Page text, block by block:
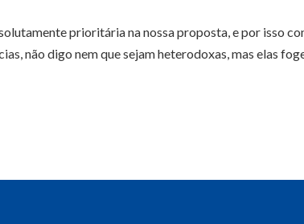
prioritária na nossa proposta, e por isso
não digo nem que sejam heterodoxas, mas elas